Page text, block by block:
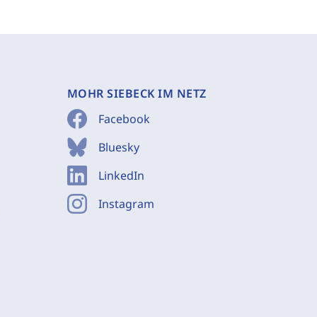
MOHR SIEBECK IM NETZ
Facebook
Bluesky
LinkedIn
Instagram